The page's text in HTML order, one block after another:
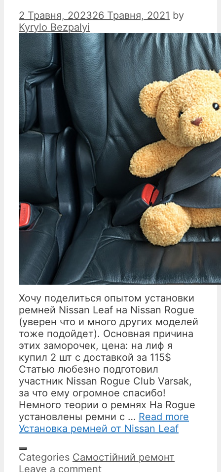
2 Травня, 202326 Травня, 2021 by
Kyrylo Bezpalyi
Хочу поделиться опытом установки
ремней Nissan Leaf на Nissan Rogue
(уверен что и много других моделей
тоже подойдет). Основная причина
этих заморочек, цена: на лиф я
купил 2 шт с доставкой за 115$
Статью любезно подготовил
участник Nissan Rogue Club Varsak,
за что ему огромное спасибо!
Немного теории о ремнях На Rogue
установлены ремни с … Read more
Установка ремней от Nissan Leaf
Categories Самостійний ремонт
Leave a comment